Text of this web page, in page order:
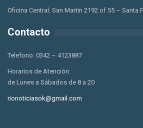
Oficina Central: San Martin 2192 of 55 – Santa
Contacto
Telefono: 0342 – 4123887
Horarios de Atención:
de Lunes a Sábados de 8 a 20
rionoticiasok@gmail.com